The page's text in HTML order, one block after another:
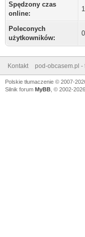
Spędzony czas
online:
Poleconych
użytkowników:
0
Kontakt pod-obcasem.pl -
Polskie tłumaczenie © 2007-
Silnik forum MyBB , © 2002-2026